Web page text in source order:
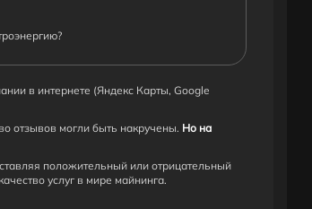
в интернете (Яндекс Карты, Google
могли быть накручены. Но на
положительный или отрицательный
услуг в мире майнинга.